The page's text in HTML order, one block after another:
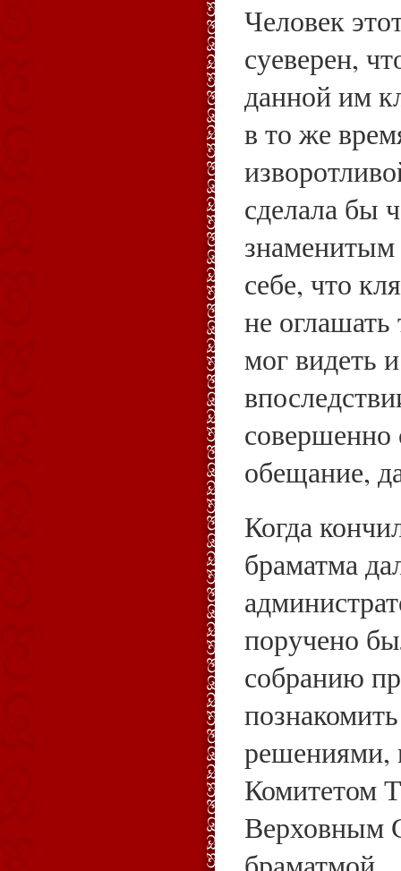
Человек
суеверен,
данной им
в то же
сделала бы
знаменитым
себе, что
не оглашать
мог видеть
совершенно
обещание,
Когда
браматма
поручено
собранию
решениями,
Комитетом
Верховным